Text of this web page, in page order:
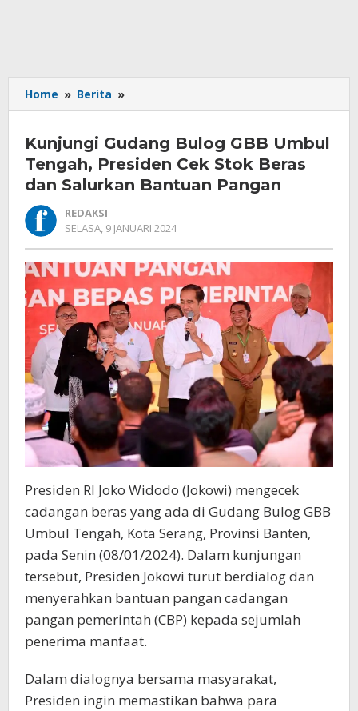
Home » Berita »
Gudang
GBB
Umbul
Tengah,
Presiden
Stok
Beras
dan
Salurkan
Bantuan
Pangan
Kunjungi Gudang Bulog GBB Umbul
Tengah, Presiden Cek Stok Beras
dan Salurkan Bantuan Pangan
REDAKSI
SELASA, 9 JANUARI 2024
Presiden RI Joko Widodo (Jokowi) mengecek
cadangan beras yang ada di Gudang Bulog GBB
Umbul Tengah, Kota Serang, Provinsi Banten,
pada Senin (08/01/2024). Dalam kunjungan
tersebut, Presiden Jokowi turut berdialog dan
menyerahkan bantuan pangan cadangan
pangan pemerintah (CBP) kepada sejumlah
penerima manfaat.
Dalam dialognya bersama masyarakat,
Presiden ingin memastikan bahwa para